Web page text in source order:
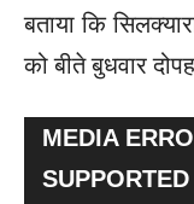
बताया कि
को बीते बुधवार
MEDIA